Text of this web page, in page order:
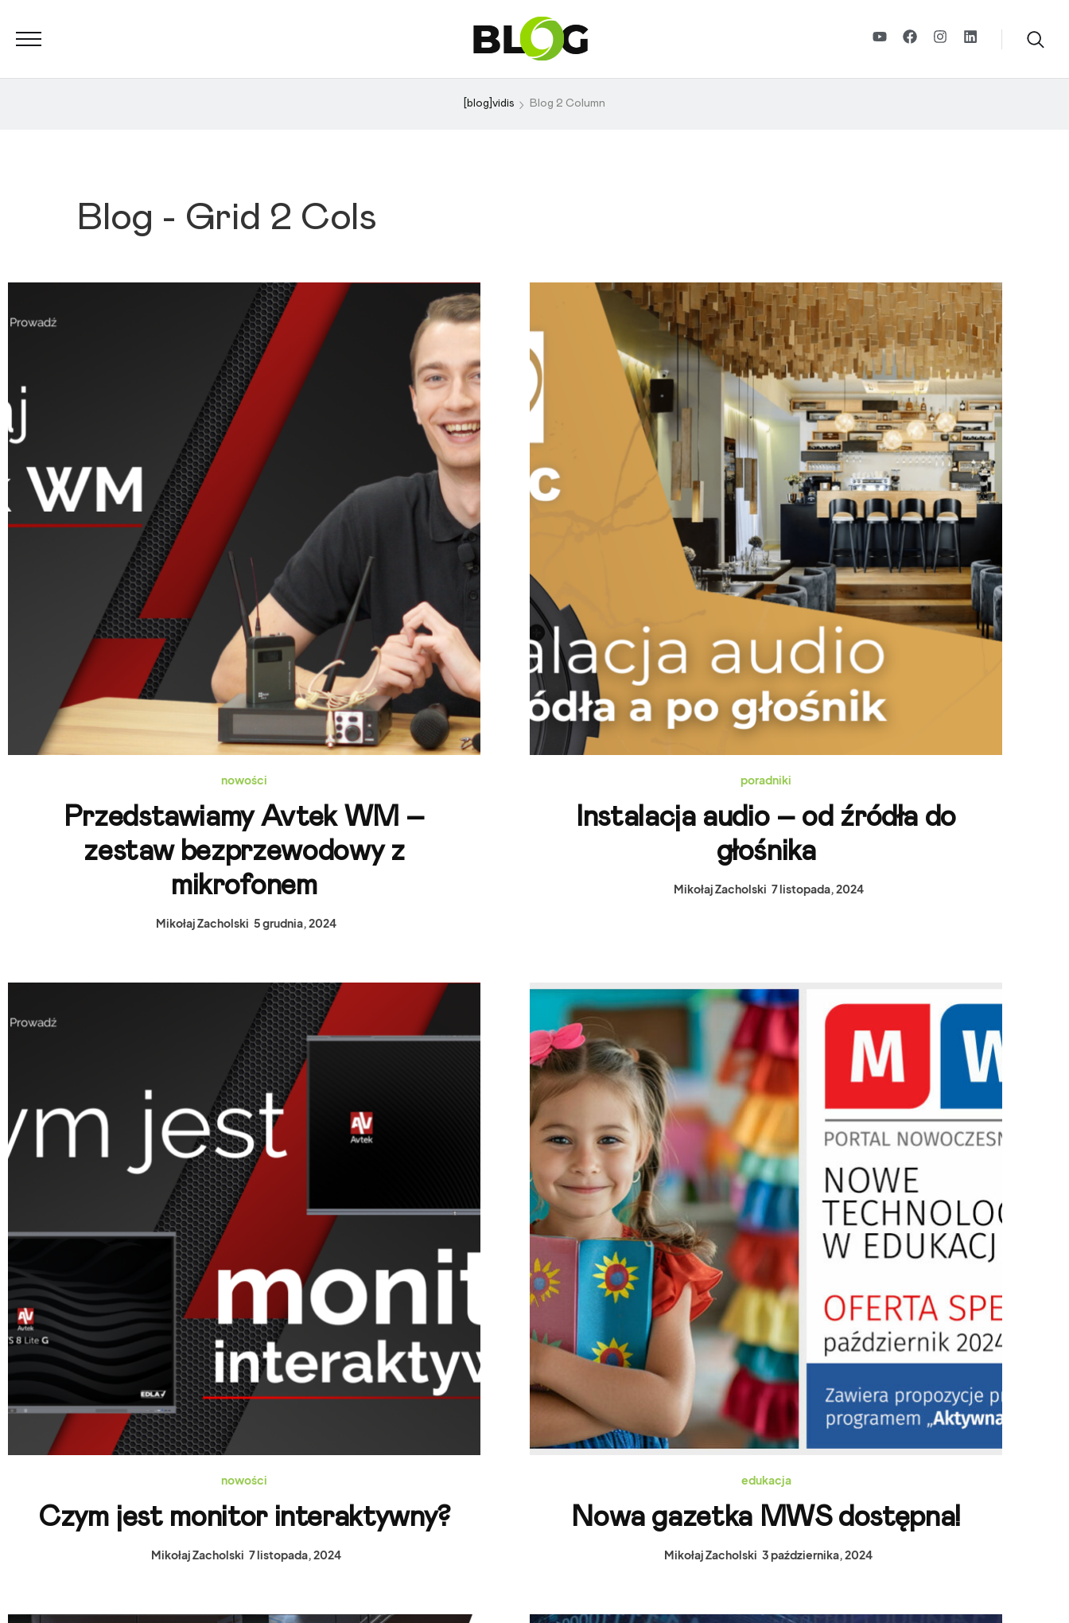
[blog]vidis Blog 2 Column
Blog - Grid 2 Cols
nowości
Przedstawiamy Avtek WM –
zestaw bezprzewodowy z
mikrofonem
Mikołaj Zacholski 5 grudnia, 2024
poradniki
Instalacja audio – od źródła do
głośnika
Mikołaj Zacholski 7 listopada, 2024
nowości
Czym jest monitor interaktywny?
Mikołaj Zacholski 7 listopada, 2024
edukacja
Nowa gazetka MWS dostępna!
Mikołaj Zacholski 3 października, 2024